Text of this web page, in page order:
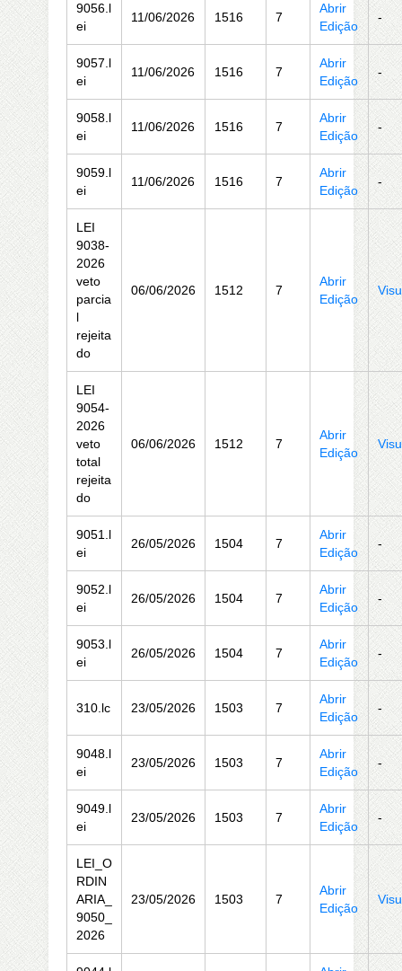
9056.l
ei
11/06/2026 1516 7
Abrir
Edição
-
9057.l
ei
11/06/2026 1516 7
Abrir
Edição
-
9058.l
ei
11/06/2026 1516 7
Abrir
Edição
-
9059.l
ei
11/06/2026 1516 7
Abrir
Edição
-
LEI
9038-
2026
veto
parcia
l
rejeita
do
06/06/2026 1512 7
Abrir
Edição
LEI
9054-
2026
veto
total
rejeita
do
06/06/2026 1512 7
Abrir
Edição
9051.l
ei
26/05/2026 1504 7
Abrir
Edição
-
9052.l
ei
26/05/2026 1504 7
Abrir
Edição
-
9053.l
ei
26/05/2026 1504 7
Abrir
Edição
-
310.lc 23/05/2026 1503 7
Abrir
Edição
-
9048.l
ei
23/05/2026 1503 7
Abrir
Edição
-
9049.l
ei
23/05/2026 1503 7
Abrir
Edição
-
LEI_O
RDIN
ARIA_
9050_
2026
23/05/2026 1503 7
Abrir
Edição